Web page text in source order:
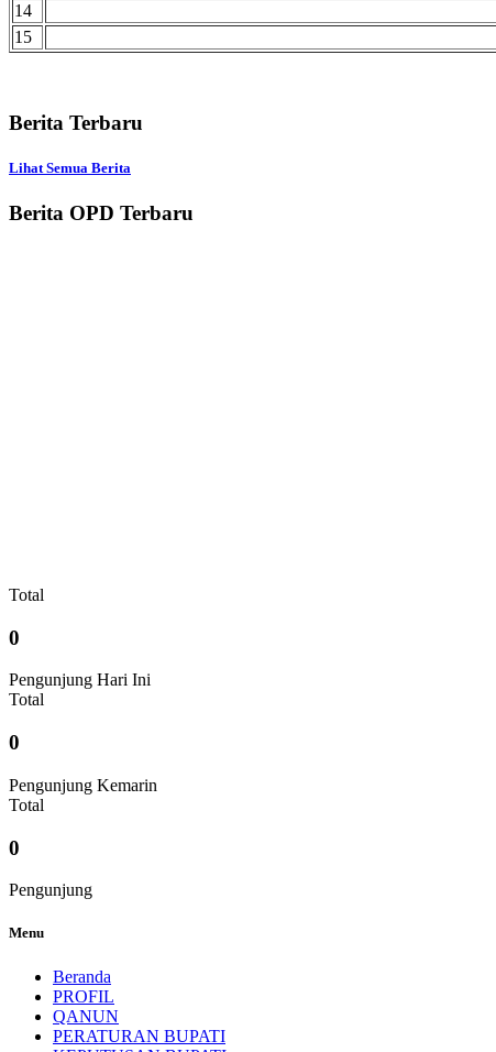
14
15
Berita Terbaru
Lihat Semua Berita
Berita OPD Terbaru
Total
0
Pengunjung Hari Ini
Total
0
Pengunjung Kemarin
Total
0
Pengunjung
Menu
Beranda
PROFIL
QANUN
PERATURAN BUPATI